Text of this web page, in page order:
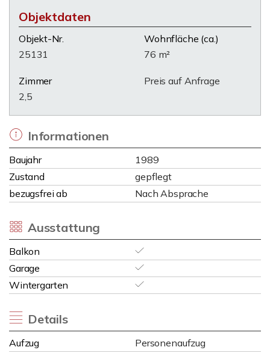
Objektdaten
Objekt-Nr.
25131
Wohnfläche (ca.)
76 m²
Zimmer
2,5
Preis auf Anfrage
Informationen
Baujahr
1989
Zustand
gepflegt
bezugsfrei ab
Nach Absprache
Ausstattung
Balkon
Garage
Wintergarten
Details
Aufzug
Personenaufzug